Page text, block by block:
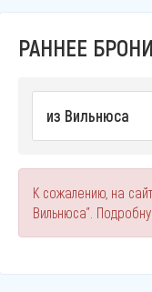
РАННЕЕ
из Вильнюса
К сожалению, на
Вильнюса".